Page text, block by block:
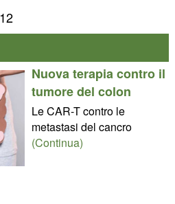
Nuova terapia contro il
tumore del colon
Le CAR-T contro le
metastasi del cancro
(Continua)